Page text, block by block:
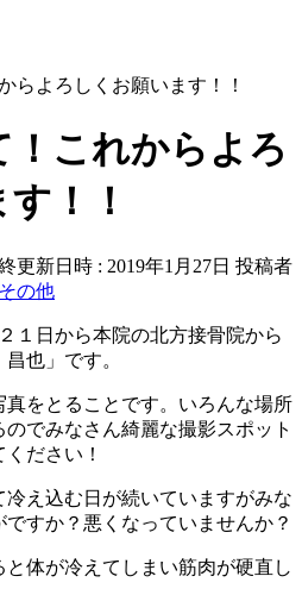
らよろしくお願います！！
これからよろ
！！
更新日時 : 2019年1月27日 投稿者
その他
１日から本院の北方接骨院から
也」です。
をとることです。いろんな場所
でみなさん綺麗な撮影スポット
ださい！
え込む日が続いていますがみな
すか？悪くなっていませんか？
体が冷えてしまい筋肉が硬直し